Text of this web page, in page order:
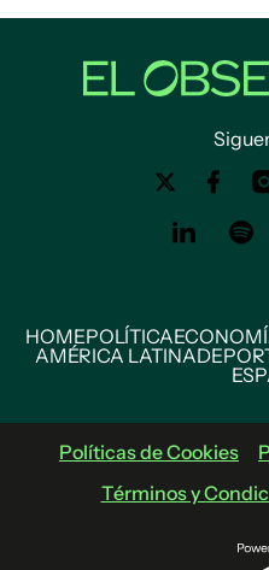
HOMEPOLÍTICA
AMÉRICA LATINA
Políticas de Cookies
Términos y